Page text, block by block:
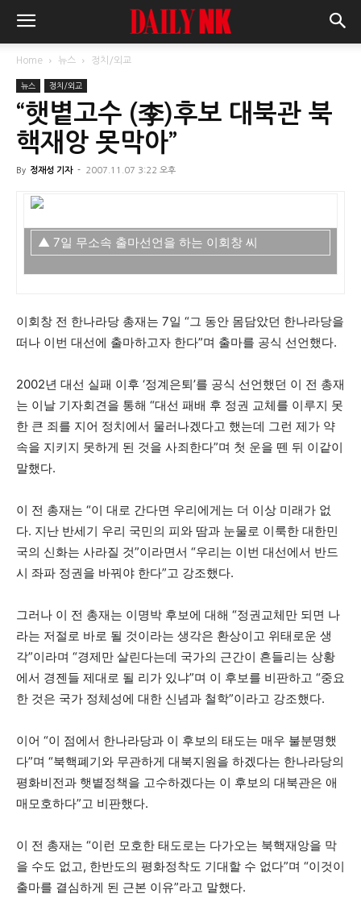
Home 뉴스 정치/외교
뉴스 정치/외교
“햇볕고수 (李)후보 대북관 북
핵재앙 못막아”
By 정재성 기자 - 2007.11.07 3:22 오후
▲ 7일 무소속 출마선언을 하는 이회창 씨
이회창 전 한나라당 총재는 7일 “그 동안 몸담았던 한나라당을
떠나 이번 대선에 출마하고자 한다”며 출마를 공식 선언했다.
2002년 대선 실패 이후 ‘정계은퇴’를 공식 선언했던 이 전 총재
는 이날 기자회견을 통해 “대선 패배 후 정권 교체를 이루지 못
한 큰 죄를 지어 정치에서 물러나겠다고 했는데 그런 제가 약
속을 지키지 못하게 된 것을 사죄한다”며 첫 운을 뗀 뒤 이같이
말했다.
이 전 총재는 “이 대로 간다면 우리에게는 더 이상 미래가 없
다. 지난 반세기 우리 국민의 피와 땀과 눈물로 이룩한 대한민
국의 신화는 사라질 것”이라면서 “우리는 이번 대선에서 반드
시 좌파 정권을 바꿔야 한다”고 강조했다.
그러나 이 전 총재는 이명박 후보에 대해 “정권교체만 되면 나
라는 저절로 바로 될 것이라는 생각은 환상이고 위태로운 생
각”이라며 “경제만 살린다는데 국가의 근간이 흔들리는 상황
에서 경젠들 제대로 될 리가 있냐”며 이 후보를 비판하고 “중요
한 것은 국가 정체성에 대한 신념과 철학”이라고 강조했다.
이어 “이 점에서 한나라당과 이 후보의 태도는 매우 불분명했
다”며 “북핵폐기와 무관하게 대북지원을 하겠다는 한나라당의
평화비전과 햇볕정책을 고수하겠다는 이 후보의 대북관은 애
매모호하다”고 비판했다.
이 전 총재는 “이런 모호한 태도로는 다가오는 북핵재앙을 막
을 수도 없고, 한반도의 평화정착도 기대할 수 없다”며 “이것이
출마를 결심하게 된 근본 이유”라고 말했다.